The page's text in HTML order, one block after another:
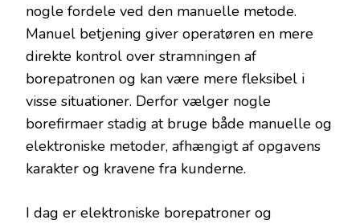
nogle fordele ved den manuelle metode.
Manuel betjening giver operatøren en mere
direkte kontrol over stramningen af
borepatronen og kan være mere fleksibel i
visse situationer. Derfor vælger nogle
borefirmaer stadig at bruge både manuelle og
elektroniske metoder, afhængigt af opgavens
karakter og kravene fra kunderne.
I dag er elektroniske borepatroner og